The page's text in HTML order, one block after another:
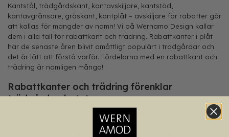
Kantstål, trädgårdskant, kantavskiljare, kantstöd,
kantavgränsare, gräskant, kantplåt – avskiljare för rabatter går
att kallas för mängder av namn! Vi på Wernamo Design kallar
dem i alla fall för rabattkant och trädring. Rabattkanter i plåt
har de senaste åren blivit omåttligt populärt i trädgårdar och
det är lätt att förstå varför. Fördelarna med en rabattkant och
trädring är nämligen många!
Rabattkanter och trädring förenklar
trädgårdsarbetet
För det första så underlättar rabattkanter och trädringar
arbetet i din trädgård. Genom att sätta rabattkanter så slipper
du ägna tid åt att varje säsong kantskära rabatter.